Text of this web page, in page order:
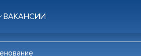
ВАКАНСИИ